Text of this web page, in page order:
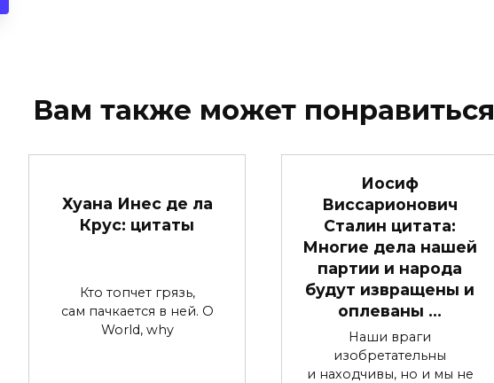
Вам также может понравиться
Хуана Инес де ла
Крус: цитаты
Кто топчет грязь,
сам пачкается в ней. O
World, why
Иосиф
Виссарионович
Сталин цитата:
Многие дела нашей
партии и народа
будут извращены и
оплеваны …
Наши враги
изобретательны
и находчивы, но и мы не